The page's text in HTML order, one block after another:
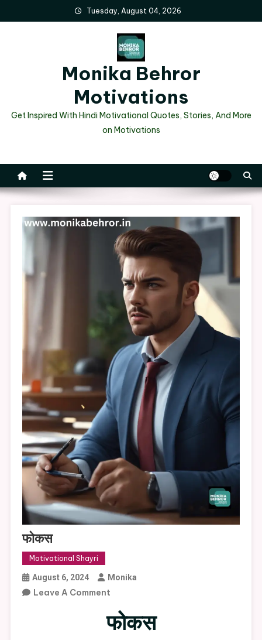
to
Tuesday, August 04, 2026
Monika Behror
Motivations
Get Inspired With Hindi Motivational Quotes, Stories, And More
on Motivations
फोकस
Motivational Shayri
August 6, 2024 Monika
Leave A CommentOn
फोकस